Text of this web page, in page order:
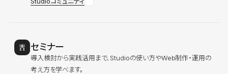
セミナー
導入検討から実践活用まで、Studioの使い方やWeb制作・運用の
考え方を学べます。